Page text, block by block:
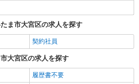
ま市大宮区の求人を探す
契約社員
大宮区の求人を探す
履歴書不要